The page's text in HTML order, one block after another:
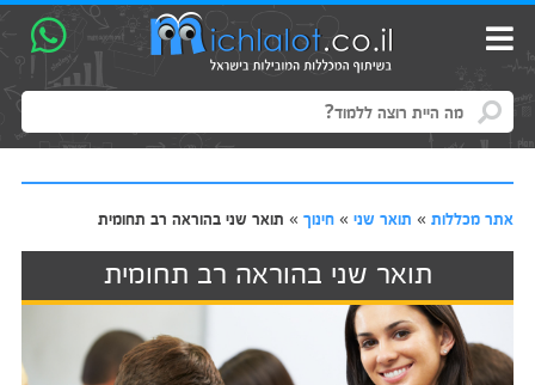
אתר מכללות» תואר שני» חינוך» תואר שני בהוראה רב תחומית
תואר שני בהוראה רב תחומית